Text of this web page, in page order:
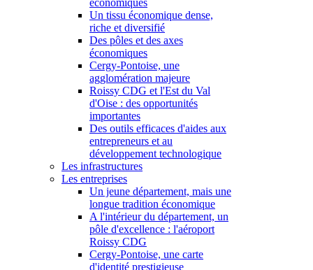
économiques
Un tissu économique dense,
riche et diversifié
Des pôles et des axes
économiques
Cergy-Pontoise, une
agglomération majeure
Roissy CDG et l'Est du Val
d'Oise : des opportunités
importantes
Des outils efficaces d'aides aux
entrepreneurs et au
développement technologique
Les infrastructures
Les entreprises
Un jeune département, mais une
longue tradition économique
A l'intérieur du département, un
pôle d'excellence : l'aéroport
Roissy CDG
Cergy-Pontoise, une carte
d'identité prestigieuse